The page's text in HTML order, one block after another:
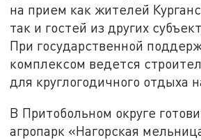
на прием как жителей
так и гостей из других
При государственной
комплексом ведется
для круглогодичного отдыха
В Притобольном округе
агропарк «Нагорская